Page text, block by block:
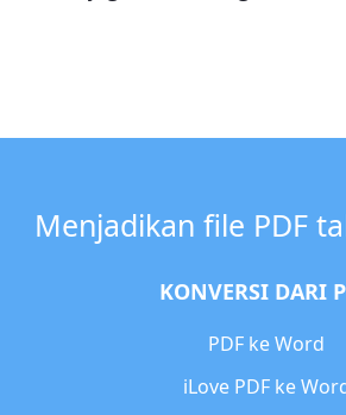
Menjadikan file PDF
KONVERSI DARI
PDF ke Word
iLove PDF ke